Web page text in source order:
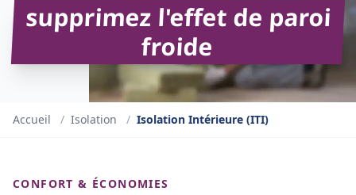
supprimez l'effet de paroi
froide
Accueil / Isolation / Isolation Intérieure (ITI)
CONFORT & ÉCONOMIES